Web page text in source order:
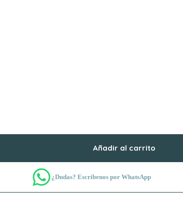
Añadir al carrito
¿Dudas? Escríbenos por WhatsApp